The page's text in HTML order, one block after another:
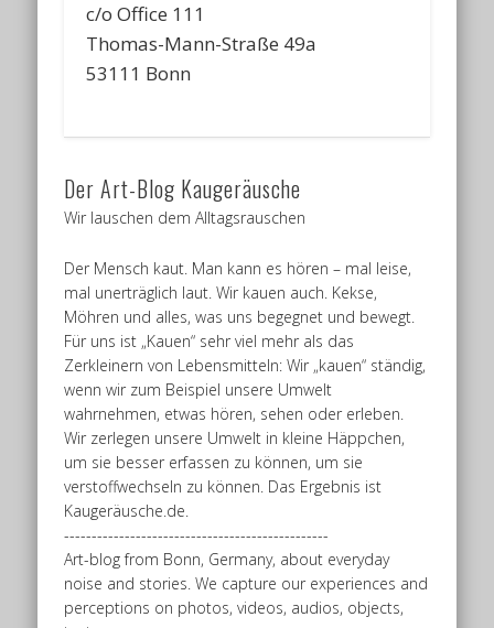
c/o Office 111
Thomas-Mann-Straße 49a
53111 Bonn
Der Art-Blog Kaugeräusche
Wir lauschen dem Alltagsrauschen
Der Mensch kaut. Man kann es hören – mal leise,
mal unerträglich laut. Wir kauen auch. Kekse,
Möhren und alles, was uns begegnet und bewegt.
Für uns ist „Kauen“ sehr viel mehr als das
Zerkleinern von Lebensmitteln: Wir „kauen“ ständig,
wenn wir zum Beispiel unsere Umwelt
wahrnehmen, etwas hören, sehen oder erleben.
Wir zerlegen unsere Umwelt in kleine Häppchen,
um sie besser erfassen zu können, um sie
verstoffwechseln zu können. Das Ergebnis ist
Kaugeräusche.de.
------------------------------------------------
Art-blog from Bonn, Germany, about everyday
noise and stories. We capture our experiences and
perceptions on photos, videos, audios, objects,